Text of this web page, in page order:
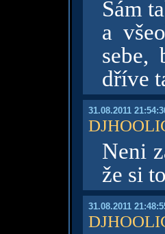
Sám
a
sebe,
dříve
31.08.2011
Neni
že si
31.08.2011